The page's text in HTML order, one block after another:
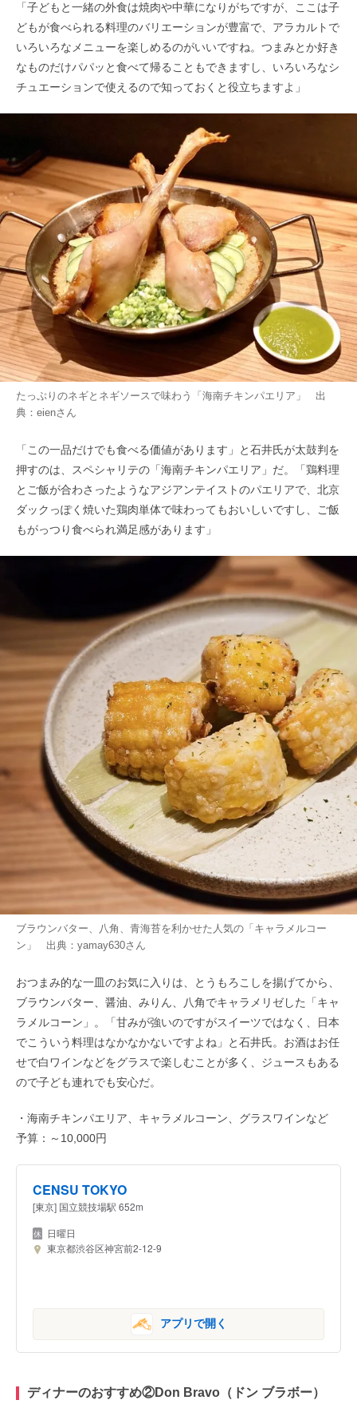
「子どもと一緒の外食は焼肉や中華になりがちですが、ここは子
どもが食べられる料理のバリエーションが豊富で、アラカルトで
いろいろなメニューを楽しめるのがいいですね。つまみとか好き
なものだけパパッと食べて帰ることもできますし、いろいろなシ
チュエーションで使えるので知っておくと役立ちますよ」
たっぷりのネギとネギソースで味わう「海南チキンパエリア」 出
典： eienさん
「この一品だけでも食べる価値があります」と石井氏が太鼓判を
押すのは、スペシャリテの「海南チキンパエリア」だ。「鶏料理
とご飯が合わさったようなアジアンテイストのパエリアで、北京
ダックっぽく焼いた鶏肉単体で味わってもおいしいですし、ご飯
もがっつり食べられ満足感があります」
ブラウンバター、八角、青海苔を利かせた人気の「キャラメルコー
ン」 出典： yamay630さん
おつまみ的な一皿のお気に入りは、とうもろこしを揚げてから、
ブラウンバター、醤油、みりん、八角でキャラメリゼした「キャ
ラメルコーン」。「甘みが強いのですがスイーツではなく、日本
でこういう料理はなかなかないですよね」と石井氏。お酒はお任
せで白ワインなどをグラスで楽しむことが多く、ジュースもある
ので子ども連れでも安心だ。
・海南チキンパエリア、キャラメルコーン、グラスワインなど
予算：～10,000円
CENSU TOKYO
[東京] 国立競技場駅 652m
日曜日
東京都渋谷区神宮前2-12-9
アプリで開く
ディナーのおすすめ②Don Bravo（ドン ブラボー）